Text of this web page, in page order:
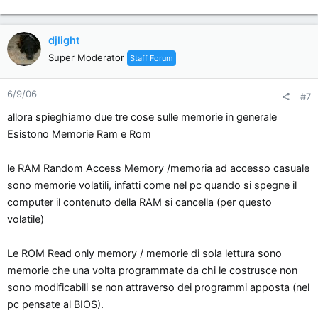
djlight
Super Moderator Staff Forum
6/9/06 #7
allora spieghiamo due tre cose sulle memorie in generale
Esistono Memorie Ram e Rom
le RAM Random Access Memory /memoria ad accesso casuale
sono memorie volatili, infatti come nel pc quando si spegne il
computer il contenuto della RAM si cancella (per questo
volatile)
Le ROM Read only memory / memorie di sola lettura sono
memorie che una volta programmate da chi le costrusce non
sono modificabili se non attraverso dei programmi apposta (nel
pc pensate al BIOS).